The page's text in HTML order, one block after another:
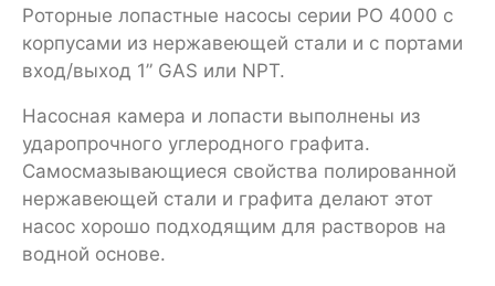
Роторные лопастные насосы серии PO 4000 с
корпусами из нержавеющей стали и с портами
вход/выход 1” GAS или NPT.
Насосная камера и лопасти выполнены из
ударопрочного углеродного графита.
Самосмазывающиеся свойства полированной
нержавеющей стали и графита делают этот
насос хорошо подходящим для растворов на
водной основе.